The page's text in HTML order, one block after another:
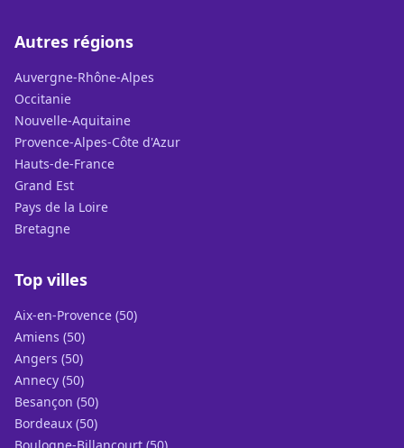
Autres régions
Auvergne-Rhône-Alpes
Occitanie
Nouvelle-Aquitaine
Provence-Alpes-Côte d'Azur
Hauts-de-France
Grand Est
Pays de la Loire
Bretagne
Top villes
Aix-en-Provence (50)
Amiens (50)
Angers (50)
Annecy (50)
Besançon (50)
Bordeaux (50)